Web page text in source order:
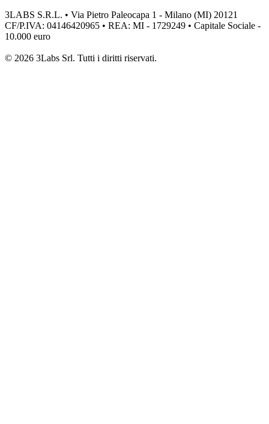
3LABS S.R.L. • Via Pietro Paleocapa 1 - Milano (MI) 20121
CF/P.IVA: 04146420965 • REA: MI - 1729249 • Capitale Sociale -
10.000 euro
© 2026 3Labs Srl. Tutti i diritti riservati.